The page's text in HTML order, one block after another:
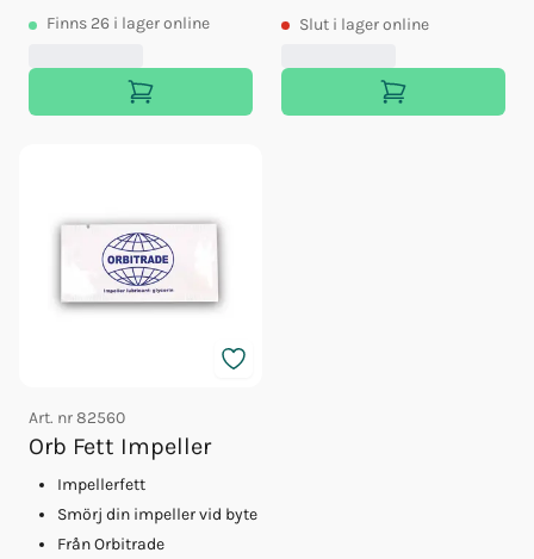
Finns 26 i lager online Slut i lager online
Art. nr82560
Orb Fett Impeller
Impellerfett
Smörj din impeller vid byte
Från Orbitrade